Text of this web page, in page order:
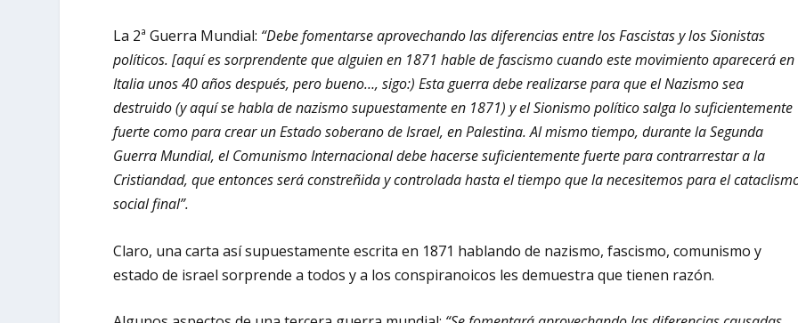
La 2ª Guerra Mundial: “Debe fomentarse aprovechando las diferencias entre los Fascistas y los Sionistas
políticos. [aquí es sorprendente que alguien en 1871 hable de fascismo cuando este movimiento aparecerá en
Italia unos 40 años después, pero bueno…, sigo:) Esta guerra debe realizarse para que el Nazismo sea
destruido (y aquí se habla de nazismo supuestamente en 1871) y el Sionismo político salga lo suficientemente
fuerte como para crear un Estado soberano de Israel, en Palestina. Al mismo tiempo, durante la Segunda
Guerra Mundial, el Comunismo Internacional debe hacerse suficientemente fuerte para contrarrestar a la
Cristiandad, que entonces será constreñida y controlada hasta el tiempo que la necesitemos para el
social final”.
Claro, una carta así supuestamente escrita en 1871 hablando de nazismo, fascismo, comunismo y
estado de israel sorprende a todos y a los conspiranoicos les demuestra que tienen razón.